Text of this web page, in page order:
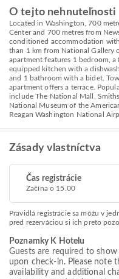
O tejto nehnuteľnosti
Located in Washington, 700
Center and 700 metres from
conditioned accommodation
than 1 km from National Gallery
apartment features 1 bedroom,
equipped kitchen with a
and 1 bathroom with a bidet.
apartment offers a terrace.
include The National Mall,
National Museum of the
Reagan Washington National
Zásady vlastníctva
Čas registrácie
Začína o 15.00
Pravidlá registrácie sa môžu v
pred rezerváciou si ich preto
Poznamky K Hotelu
Guests are required to
upon check-in. Please note
availability and additional